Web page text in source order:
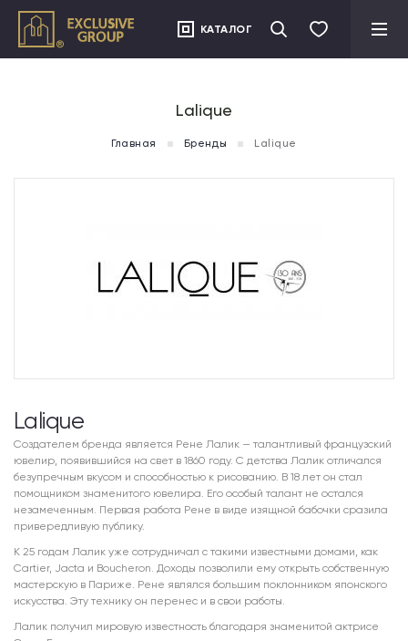
КАТАЛОГ
Lalique
Главная Бренды Lalique
Lalique
Создателем бренда является Рене Лалик — талантливый французский
ювелир, появившийся на свет в 1860 году. С детства Лалик отличался
безупречным вкусом и способностью к рисованию. В 18 лет он стал
помощником знаменитого ювелира. Его особый талант не остался
незамеченным. Первая работа Рене в виде изящной бабочки сразила
привередливую публику.
К 25 годам Лалик уже сотрудничал с такими известными домами, как
Cartier, Jacta и Boucheron. Доходы позволили ему открыть собственную
мастерскую в Париже. Рене являлся большим поклонником японского
искусства. Эту технику он перенес и в свои работы.
Лалик получил мировую известность благодаря знаменитой актрисе